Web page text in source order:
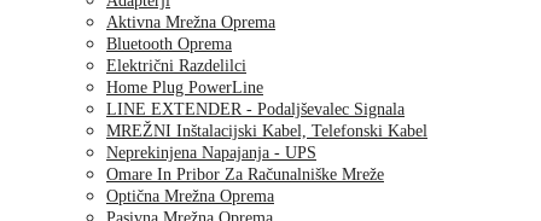
Aktivna Mrežna Oprema
Bluetooth Oprema
Električni Razdelilci
Home Plug PowerLine
LINE EXTENDER - Podaljševalec Signala
MREŽNI Inštalacijski Kabel, Telefonski Kabel
Neprekinjena Napajanja - UPS
Omare In Pribor Za Računalniške Mreže
Optična Mrežna Oprema